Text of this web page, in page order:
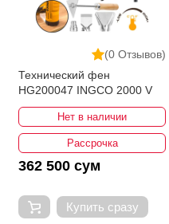
(0 Отзывов)
Технический фен
HG200047 INGCO 2000 V
Нет в наличии
Рассрочка
362 500 сум
Купить сразу